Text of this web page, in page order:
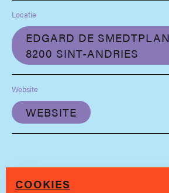
Locatie
EDGARD DE
8200 SINT-ANDRIES
Website
WEBSITE
COOKIES